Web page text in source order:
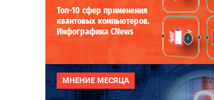
Топ-10 сфер применения
квантовых компьютеров.
Инфографика CNews
МНЕНИЕ МЕСЯЦА